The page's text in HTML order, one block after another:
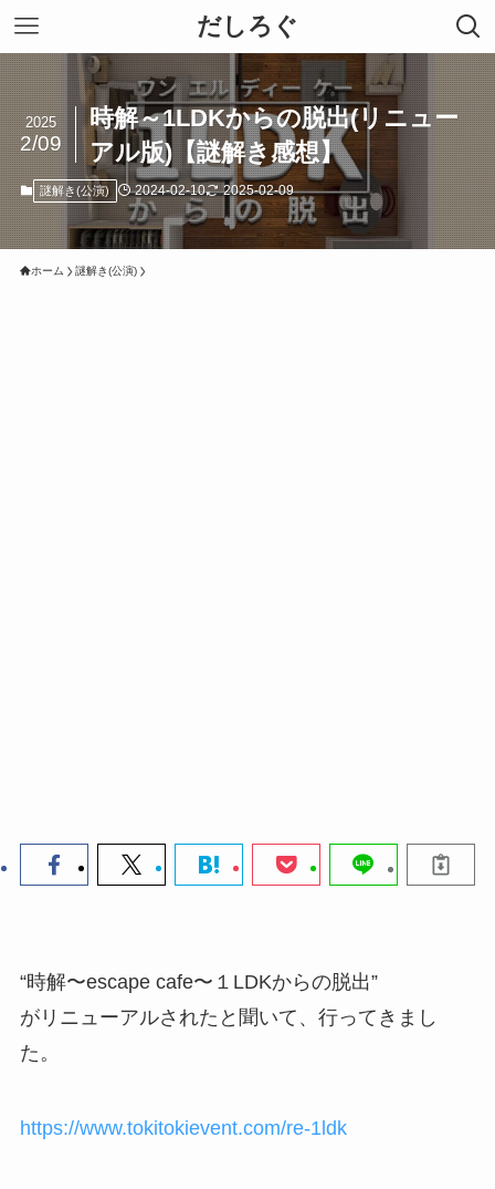
だしろぐ
時解～1LDKからの脱出(リニュー
アル版)【謎解き感想】
2025
2/09
謎解き(公演) 2024-02-10 2025-02-09
ホーム 謎解き(公演)
“時解〜escape cafe〜１LDKからの脱出”
がリニューアルされたと聞いて、行ってきまし
た。
https://www.tokitokievent.com/re-1ldk